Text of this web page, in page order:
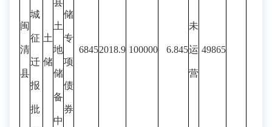
闽
清
县
城
征
迁
报
批
土
储
县
土
地
储
备
中
储
专
项
债
券
68452018.9 100000 6.845
未
运
营
49865